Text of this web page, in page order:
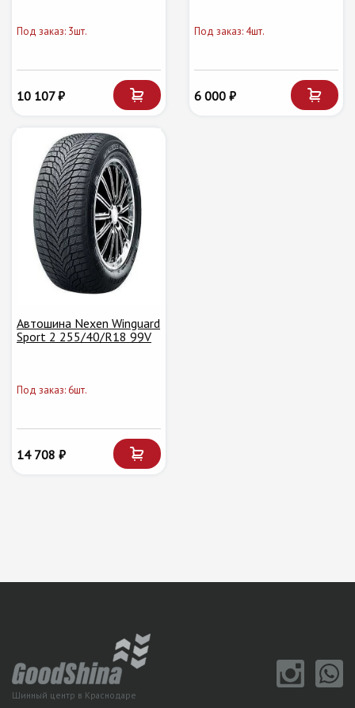
Под заказ: 3шт.
10 107 ₽
Под заказ: 4шт.
6 000 ₽
Автошина Nexen Winguard
Sport 2 255/40/R18 99V
Под заказ: 6шт.
14 708 ₽
Шинный центр в Краснодаре